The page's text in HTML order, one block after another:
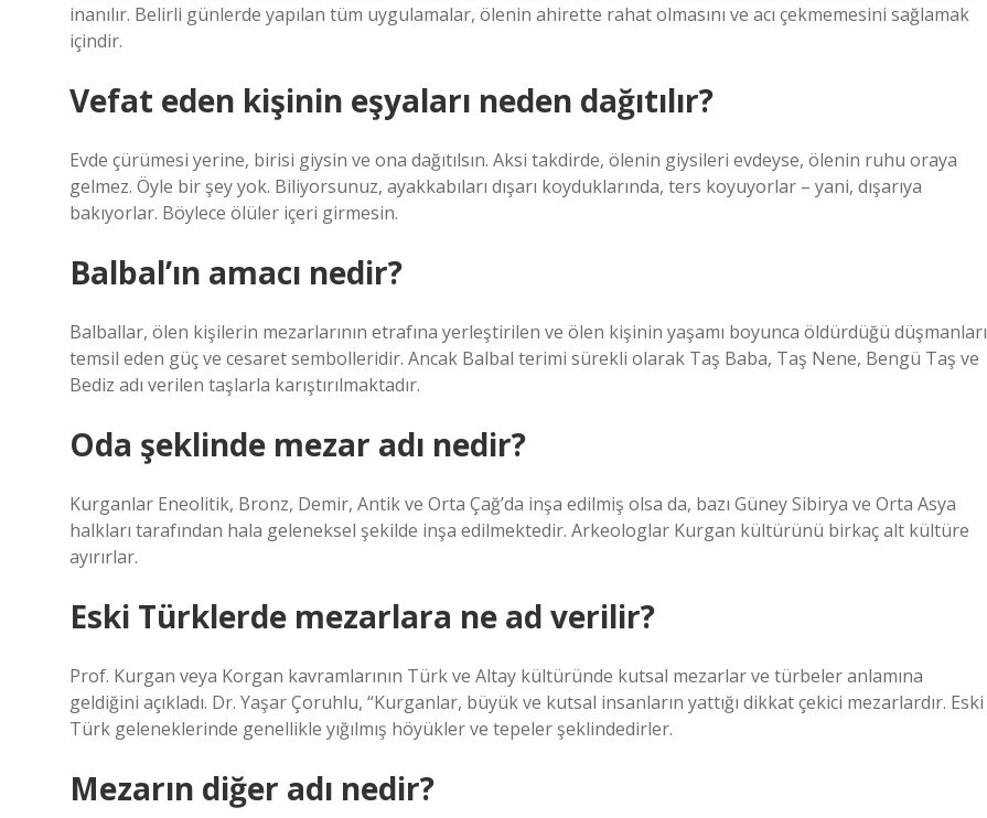
inanılır. Belirli günlerde yapılan tüm uygulamalar, ölenin ahirette rahat olmasını ve acı çekmemesini sağlamak
içindir.
Vefat eden kişinin eşyaları neden dağıtılır?
Evde çürümesi yerine, birisi giysin ve ona dağıtılsın. Aksi takdirde, ölenin giysileri evdeyse, ölenin ruhu oraya
gelmez. Öyle bir şey yok. Biliyorsunuz, ayakkabıları dışarı koyduklarında, ters koyuyorlar – yani, dışarıya
bakıyorlar. Böylece ölüler içeri girmesin.
Balbal’ın amacı nedir?
Balballar, ölen kişilerin mezarlarının etrafına yerleştirilen ve ölen kişinin yaşamı boyunca öldürdüğü düşmanları
temsil eden güç ve cesaret sembolleridir. Ancak Balbal terimi sürekli olarak Taş Baba, Taş Nene, Bengü Taş ve
Bediz adı verilen taşlarla karıştırılmaktadır.
Oda şeklinde mezar adı nedir?
Kurganlar Eneolitik, Bronz, Demir, Antik ve Orta Çağ’da inşa edilmiş olsa da, bazı Güney Sibirya ve Orta Asya
halkları tarafından hala geleneksel şekilde inşa edilmektedir. Arkeologlar Kurgan kültürünü birkaç alt kültüre
ayırırlar.
Eski Türklerde mezarlara ne ad verilir?
Prof. Kurgan veya Korgan kavramlarının Türk ve Altay kültüründe kutsal mezarlar ve türbeler anlamına
geldiğini açıkladı. Dr. Yaşar Çoruhlu, “Kurganlar, büyük ve kutsal insanların yattığı dikkat çekici mezarlardır. Eski
Türk geleneklerinde genellikle yığılmış höyükler ve tepeler şeklindedirler.
Mezarın diğer adı nedir?